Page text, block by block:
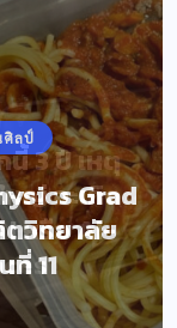
3 ปี เหตุ
หญ่ จะเกิด
หรือ AI-
ศิลป์
Grad
วิทยาลัย
11